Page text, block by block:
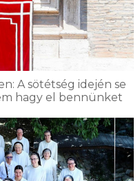
A sötétség idején se
hagy el bennünket